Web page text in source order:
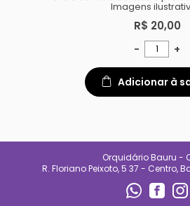
atenção. Nosso compromisso é
uma experiência que incentive o
(14) 99692-0227
REDES SOCIAIS
Imagens
R$ 20,00
- +
Adicionar à
Orquidário Bauru -
R. Floriano Peixoto, 5 37 - Centro,